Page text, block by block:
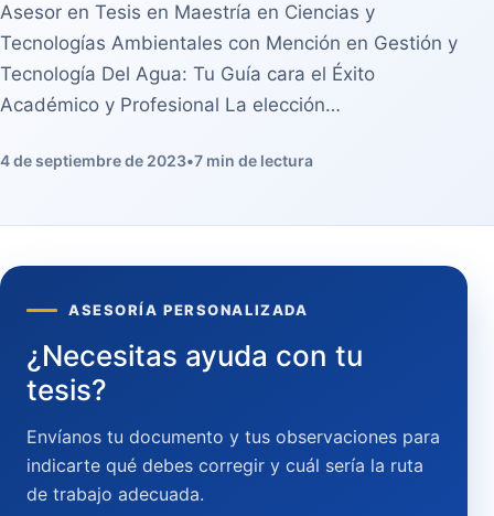
Asesor en Tesis en Maestría en Ciencias y
Tecnologías Ambientales con Mención en Gestión y
Tecnología Del Agua: Tu Guía cara el Éxito
Académico y Profesional La elección…
4 de septiembre de 2023•7 min de lectura
ASESORÍA PERSONALIZADA
¿Necesitas ayuda con tu
tesis?
Envíanos tu documento y tus observaciones para
indicarte qué debes corregir y cuál sería la ruta
de trabajo adecuada.